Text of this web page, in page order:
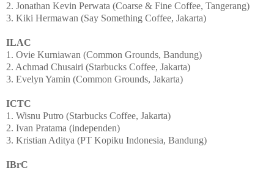
2. Jonathan Kevin Perwata (Coarse & Fine Coffee, Tangerang)
3. Kiki Hermawan (Say Something Coffee, Jakarta)
ILAC
1. Ovie Kurniawan (Common Grounds, Bandung)
2. Achmad Chusairi (Starbucks Coffee, Jakarta)
3. Evelyn Yamin (Common Grounds, Jakarta)
ICTC
1. Wisnu Putro (Starbucks Coffee, Jakarta)
2. Ivan Pratama (independen)
3. Kristian Aditya (PT Kopiku Indonesia, Bandung)
IBrC